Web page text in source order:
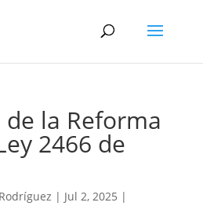
de la Reforma
2466 de
| Jul 2, 2025 |